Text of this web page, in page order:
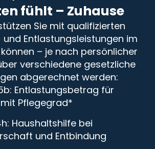
fühlt – Zuhause
Sie mit qualifizierten
Entlastungsleistungen im
– je nach persönlicher
verschiedene gesetzliche
abgerechnet werden:
Entlastungsbetrag für
Pflegegrad*
Haushaltshilfe bei
und Entbindung